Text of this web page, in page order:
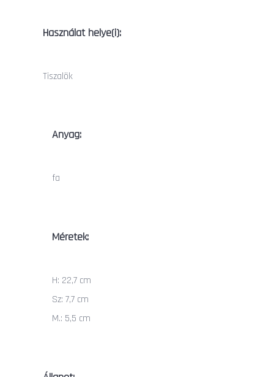
Használat helye(i):
Tiszalök
Anyag:
fa
Méretek:
H: 22,7 cm
Sz: 7,7 cm
M.: 5,5 cm